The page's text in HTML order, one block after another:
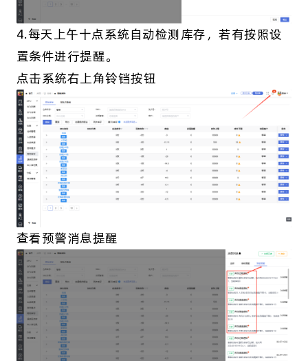
4.每天上午十点系统自动检测库存，若有按照设
置条件进行提醒。
点击系统右上角铃铛按钮
查看预警消息提醒